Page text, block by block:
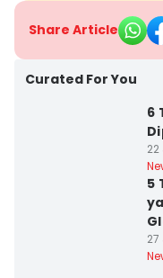
Share Article
Curated For You
6
22
5
27